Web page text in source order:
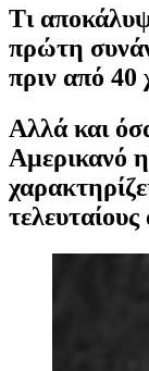
Τι
πρώτη
πριν από 40
Αλλά και
Αμερικανό